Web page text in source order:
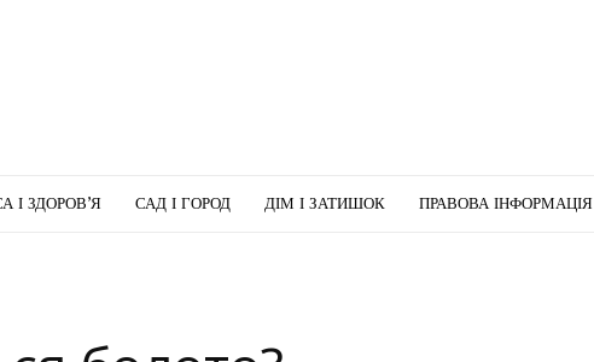
І ЗДОРОВ’Я САД І ГОРОД ДІМ І ЗАТИШОК ПРАВОВА ІНФОРМАЦІЯ